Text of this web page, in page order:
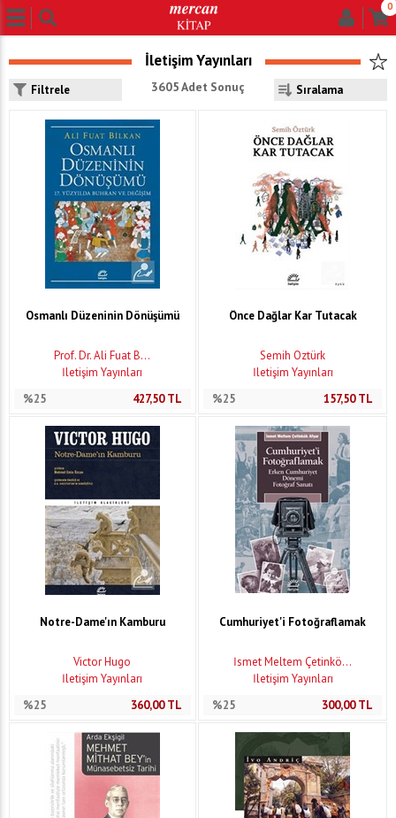
0
İletişim Yayınları
Filtrele 3605 Adet Sonuç
Osmanlı Düzeninin Dönüşümü
Prof. Dr. Ali Fuat B...
İletişim Yayınları
%25
427,50TL
Önce Dağlar Kar Tutacak
Semih Öztürk
İletişim Yayınları
%25
157,50TL
Notre-Dame'ın Kamburu
Victor Hugo
İletişim Yayınları
%25
360,00TL
Cumhuriyet'i Fotoğraflamak
İsmet Meltem Çetinkö...
İletişim Yayınları
%25
300,00TL